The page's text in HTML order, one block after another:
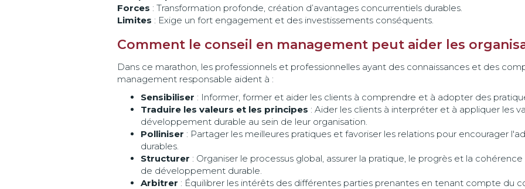
Forces : Transformation profonde, création d’avantages concurrentiels durables.
Limites : Exige un fort engagement et des investissements conséquents.
Comment le conseil en management peut aider les
Dans ce marathon, les professionnels et professionnelles ayant des connaissances et des
management responsable aident à :
Sensibiliser : Informer, former et aider les clients à comprendre et à adopter des
Traduire les valeurs et les principes : Aider les clients à interpréter et à appliquer les
développement durable au sein de leur organisation.
Polliniser : Partager les meilleures pratiques et favoriser les relations pour encourager
durables.
Structurer : Organiser le processus global, assurer la pratique, le progrès et la
de développement durable.
Arbitrer : Équilibrer les intérêts des différentes parties prenantes en tenant compte du